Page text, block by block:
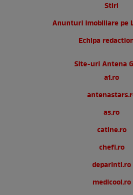
Stiri
Anunturi imobiliare pe
Echipa
Site-uri Antena
a1.ro
as.ro
catine.ro
chefi.ro
deparinti.ro
medicool.ro